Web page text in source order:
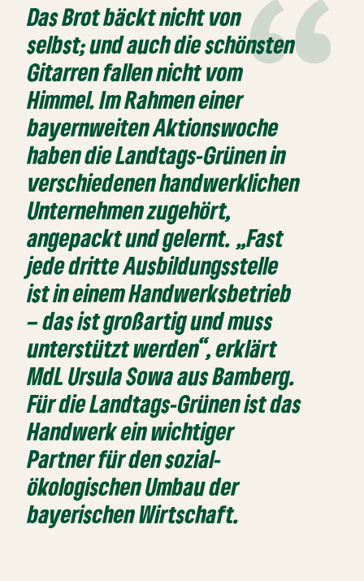
Das Brot bäckt nicht von
selbst; und auch die schönsten
Gitarren fallen nicht vom
Himmel. Im Rahmen einer
bayernweiten Aktionswoche
haben die Landtags-Grünen in
verschiedenen handwerklichen
Unternehmen zugehört,
angepackt und gelernt. „Fast
jede dritte Ausbildungsstelle
ist in einem Handwerksbetrieb
– das ist großartig und muss
unterstützt werden“, erklärt
MdL Ursula Sowa aus Bamberg.
Für die Landtags-Grünen ist das
Handwerk ein wichtiger
Partner für den sozial-
ökologischen Umbau der
bayerischen Wirtschaft.